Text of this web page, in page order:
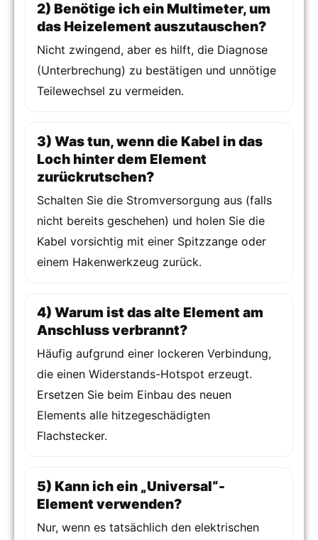
2) Benötige ich ein Multimeter, um
das Heizelement auszutauschen?
Nicht zwingend, aber es hilft, die Diagnose
(Unterbrechung) zu bestätigen und unnötige
Teilewechsel zu vermeiden.
3) Was tun, wenn die Kabel in das
Loch hinter dem Element
zurückrutschen?
Schalten Sie die Stromversorgung aus (falls
nicht bereits geschehen) und holen Sie die
Kabel vorsichtig mit einer Spitzzange oder
einem Hakenwerkzeug zurück.
4) Warum ist das alte Element am
Anschluss verbrannt?
Häufig aufgrund einer lockeren Verbindung,
die einen Widerstands-Hotspot erzeugt.
Ersetzen Sie beim Einbau des neuen
Elements alle hitzegeschädigten
Flachstecker.
5) Kann ich ein „Universal“-
Element verwenden?
Nur, wenn es tatsächlich den elektrischen